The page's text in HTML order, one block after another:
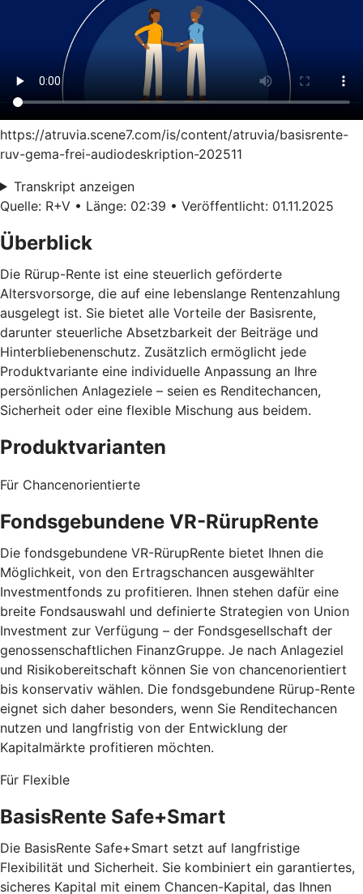
https://atruvia.scene7.com/is/content/atruvia/basisrente-
ruv-gema-frei-audiodeskription-202511
Transkript anzeigen
Quelle: R+V • Länge: 02:39 • Veröffentlicht: 01.11.2025
Überblick
Die Rürup-Rente ist eine steuerlich geförderte
Altersvorsorge, die auf eine lebenslange Rentenzahlung
ausgelegt ist. Sie bietet alle Vorteile der Basisrente,
darunter steuerliche Absetzbarkeit der Beiträge und
Hinterbliebenenschutz. Zusätzlich ermöglicht jede
Produktvariante eine individuelle Anpassung an Ihre
persönlichen Anlageziele – seien es Renditechancen,
Sicherheit oder eine flexible Mischung aus beidem.
Produktvarianten
Für Chancenorientierte
Fondsgebundene VR-RürupRente
Die fondsgebundene VR-RürupRente bietet Ihnen die
Möglichkeit, von den Ertragschancen ausgewählter
Investmentfonds zu profitieren. Ihnen stehen dafür eine
breite Fondsauswahl und definierte Strategien von Union
Investment zur Verfügung – der Fondsgesellschaft der
genossenschaftlichen FinanzGruppe. Je nach Anlageziel
und Risikobereitschaft können Sie von chancenorientiert
bis konservativ wählen. Die fondsgebundene Rürup-Rente
eignet sich daher besonders, wenn Sie Renditechancen
nutzen und langfristig von der Entwicklung der
Kapitalmärkte profitieren möchten.
Für Flexible
BasisRente Safe+Smart
Die BasisRente Safe+Smart setzt auf langfristige
Flexibilität und Sicherheit. Sie kombiniert ein garantiertes,
sicheres Kapital mit einem Chancen-Kapital, das Ihnen